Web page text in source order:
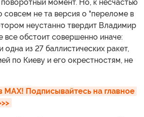
момент. Но, к несчастью
совсем не та версия о "переломе в
неустанно твердит Владимир
все обстоит совершенно иначе:
из 27 баллистических ракет,
по Киеву и его окрестностям, не
Подписывайтесь на главное